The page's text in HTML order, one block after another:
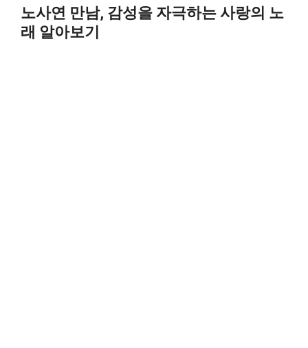
노사연 만남, 감성을 자극하는 사랑의 노
래 알아보기